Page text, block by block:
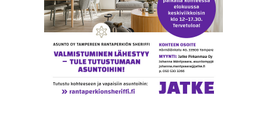
KAUNIS TYTTO
MARKKU ARO
13.55
EILEN TIELLE LAULOIN
JÄRVENSIVU
13.51
MARISKA
13.46